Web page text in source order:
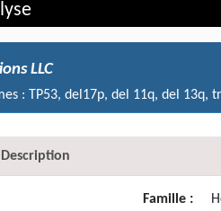
LLC
: TP53, del17p, del 11q, del 13q,
Description
Famille :